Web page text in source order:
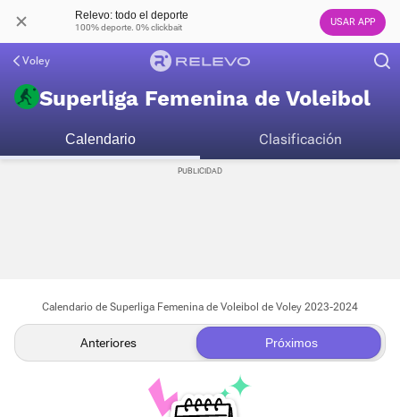
Relevo: todo el deporte
100% deporte. 0% clickbait USAR APP
Voley
Superliga Femenina de Voleibol
Calendario Clasificación
Calendario de Superliga Femenina de Voleibol de Voley 2023-2024
Anteriores Próximos